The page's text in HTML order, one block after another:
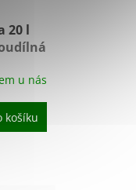
20 l
u nás
košíku